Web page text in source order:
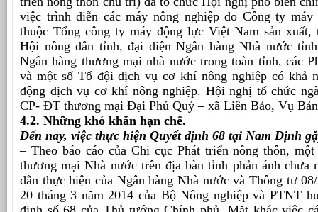
việc trình diễn các máy nông nghiệp do Công ty máy
thuộc Tổng công ty máy động lực Việt Nam sản xuất,
Hội nông dân tỉnh, đại diện Ngân hàng Nhà nước
Ngân hàng thương mại nhà nước trong toàn tỉnh, các
và một số Tổ đội dịch vụ cơ khí nông nghiệp có khả
động dịch vụ cơ khí nông nghiệp. Hội nghị tổ chức
CP- ĐT thương mại Đại Phú Quý – xã Liên Bảo, Vụ
4.2. Những khó khăn hạn chế.
Đến nay, việc thực hiện Quyết định 68 tại Nam Định
– Theo báo cáo của Chi cục Phát triển nông thôn,
thương mại Nhà nước trên địa bàn tỉnh phản ánh chưa
dẫn thực hiện của Ngân hàng Nhà nước và Thông tư
20 tháng 3 năm 2014 của Bộ Nông nghiệp và PTNT